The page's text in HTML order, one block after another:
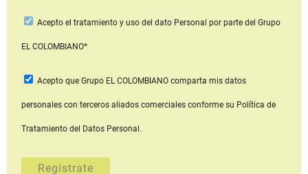
Acepto el tratamiento y uso del dato Personal por parte del Grupo
EL COLOMBIANO*
Acepto que Grupo EL COLOMBIANOcomparta mis datos
personales con terceros aliados comerciales conforme su Política de
Tratamiento del Datos Personal.